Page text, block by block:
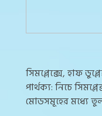
সিমপ্লেক্সে, হাফ
পার্থক্য: নিচে
মোডসমূহের মধ্যে